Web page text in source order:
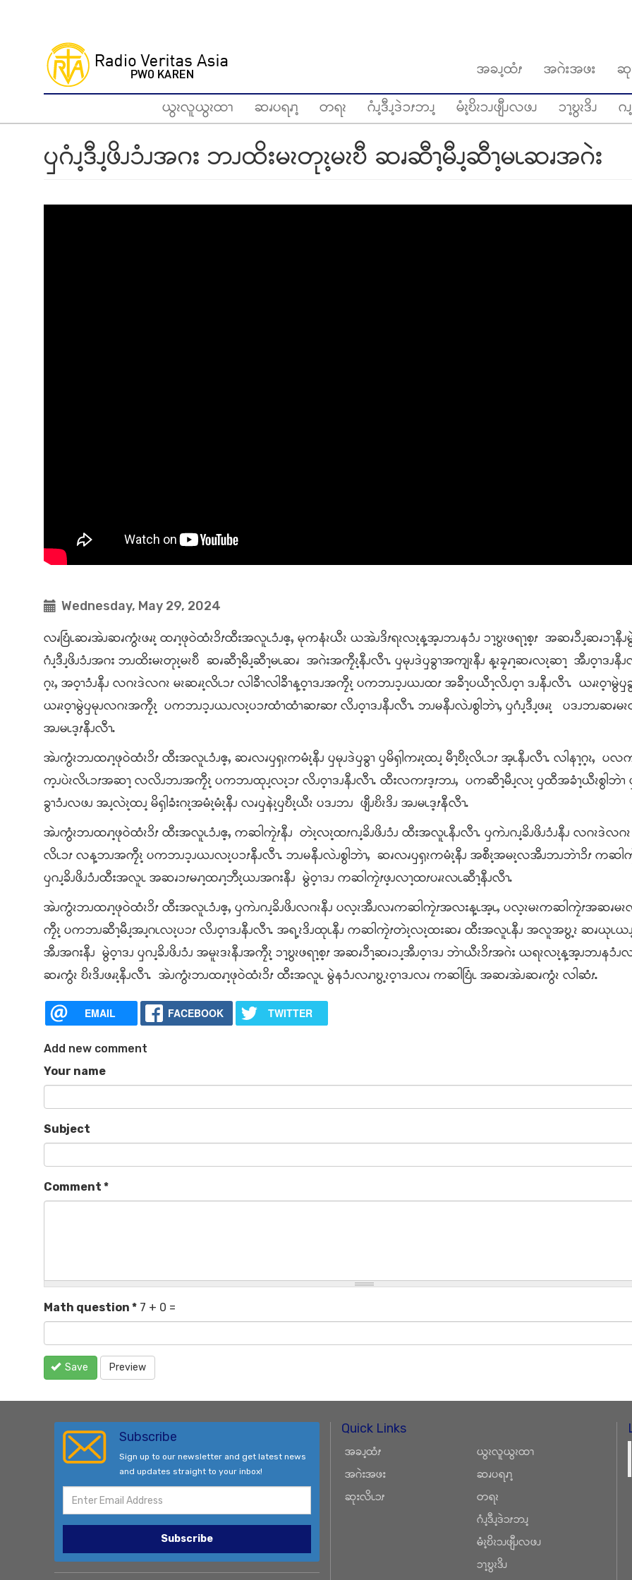
အခၪ့ထံၭ အဂဲးအဖး
ဆု
ယွၩလူယွၩထၫ
ဆၧပရၧၫ့ တရၩ ဂံၪ့ဒီၪ့ဒဲၥၭဘၪ့ မံၩ့ဎိၩၥၪဖျီၪလဖၪ ၥၫ့ဎွၩဒိၪ ဂ
ၦဂံၪ့ဒီၪ့ဖိၪၥံၪအဂး ဘၪထိးမၩတုၩ့မၩဎီ ဆၧဆီၫ့မီၪ့ဆီၫ့မၬဆၧအဂဲး
Wednesday, May 29, 2024
လၧဎြံၬဆၧအဲၪဆၧကွံၩဖၧၩ့ ထၧၫ့ဖုဝဲထံၩၥိၭထီးအလူၬၥံၪဧ့ႇ မုကနံၩယီၩ ယအဲၪဒိၭရၩလၩ့န့အ့ၪဘၪနၥံၪ ၥၫ့ဎွၩဖရၫ့စ့ၭ အဆၧၥီၪ့ဆၧၥၫ့နီၪ
ဂံၪ့ဒီၪ့ဖိၪၥံၪအဂး ဘၪထိးမၩတုၩ့မၩဎီ ဆၧဆီၫ့မီၪ့ဆီၫ့မၬဆၧ အဂဲးအကၠီၩ့နီၪလီၫႉ ၦမုၪဒဲၦခွၫအကျၩနီၪ န့ၩခၠၧၫ့ဆၧလၩ့ဆၫ့ အီၪဝ့ၫဒၪနီၪ
ဂ့ၩႇ အဝ့ၫၥံၪနီၪ လဂၩဒဲလဂၩ မၩဆၧၩ့လိၬၥၭ လါခီၫလါခီၫန့ဝ့ၫဒၪအကၠီၩ့ ပကဘၪၥ့ၪယၪထၭ အခီၫ့ပယီၫ့လိၪဝ့ၫ ဒၪနီၪလီၫႉ ယၧၩဝ့ၫမွဲၦ
ယၧၩဝ့ၫမွဲၦမုၪလဂၩအကၠီၩ့ ပကဘၪၥ့ၪယၪလၩ့ပၥၭထံၫထံၫဆၭဆၭ လိၪဝ့ၫဒၪနီၪလီၫႉ ဘၪမနီၪလဲၪစွါဘဲၫႇ ၦဂံၪ့ဒီၪ့ဖၧၩ့ ပဒၪဘၪဆၧမ
အၪမၬဒ့ၭနီၪလီၫႉ
အဲၪကွံၩဘၪထၧၫ့ဖုဝဲထံၩၥိၭ ထီးအလူၬၥံၪဧ့ႇ ဆၧလၧၦၡၩကမံၩ့နီၪ ၦမုၪဒဲၦခွၫ ၦမိၡါကၧၩ့ထၪ့ မီၫ့ဎီၩ့လိၬၥၭ အ့ၬနီၪလီၫႉ လါနၫ့ဂ့ၩႇ ပလ
က့ၪပဲၩလိၬၥၭအဆၫ့ လလိၪဘၪအကၠီၩ့ ပကဘၪထုၪ့လၩ့ၥၭ လိၪဝ့ၫဒၪနီၪလီၫႉ ထီးလကၭဒ့ၭဘၪႇ ပကဆီၫ့မီၪ့လၩ့ ၦထီအခံၫ့ယီၩစွါဘဲၫ
ခွၫၥံၪလဖၪ အၪ့လဲၩ့ထၪ့ မိၡါခံးဂၩ့အမံၩ့မံၩ့နီၪ လၧၦနဲၩ့ၦဎီၩ့ယီၩ ပဒၪဘၪ ဖျီၪဎိၩဒိၪ အၪမၬဒ့ၭနီလီၫႉ
အဲၪကွံၩဘၪထၧၫ့ဖုဝဲထံၩၥိၭ ထီးအလူၬၥံၪဧ့ႇ ကဆါကၠဲၭနီၪ တဲၩ့လၩ့ထၭဂၪ့ခိၪဖိၪၥံၪ ထီးအလူၬနီၪလီၫႉ ၦကဲၪဂၪ့ခိၪဖိၪၥံၪနီၪ လဂၩဒဲလ
လိၬၥၭ လန့ဘၪအကၠီၩ့ ပကဘၪၥ့ၪယၪလၩ့ပၥၭနီၪလီၫႉ ဘၪမနီၪလဲၪစွါဘဲၫႇ ဆၧလၧၦၡၩကမံၩ့နီၪ အစီၩ့အမၩ့လအီၪဘၪဘဲၫၥိၭ ကဆါကၠဲ
ၦဂၪ့ခိၪဖိၪၥံၪထီးအလူၬ အဆၧၥၭမၧၫ့ထၧၫ့ဘီၩ့ယၪအဂးနီၪ မွဲဝ့ၫဒၪ ကဆါကၠဲၭဖ့ၪလၫ့ထၭပၧၩလၬဆီၫ့နီၪလီၫႉ
အဲၪကွံၩဘၪထၧၫ့ဖုဝဲထံၩၥိၭ ထီးအလူၬၥံၪဧ့ႇ ၦကဲၪဂၪ့ခိၪဖိၪလဂၩနီၪ ပလ့ၩအီၪလၧကဆါကၠဲၭအလးန့ၬအ့ၬႇ ပလ့ၩမၩကဆါကၠဲၭအဆၧ
ကၠီၩ့ ပကဘၪဆီၫ့မီၪ့အၪ့ဂၬလၩ့ပၥၭ လိၪဝ့ၫဒၪနီၪလီၫႉ အရ့ၩဒိၪထုၬနီၪ ကဆါကၠဲၭတဲၩ့လၩ့ထးဆၧ ထီးအလူၬနီၪ အလူအဎွ့ၩ ဆၧယုၬ
အီၪအဂးနီၪ မွဲဝ့ၫဒၪ ၦဂၪ့ခိၪဖိၪၥံၪ အမူၩဒၩနီၪအကၠီၩ့ ၥၫ့ဎွၩဖရၫ့စ့ၭ အဆၧၥီၫ့ဆၧၥၪ့အီၪဝ့ၫဒၪ ဘဲၫယီၩၥိၭအဂဲး ယရၩလၩ့န့အ့ၪဘၪနၥံ
ဆၧကွံၩ ဎိၩဒိၪဖၧၩ့နီၪလီၫႉ အဲၪကွံၩဘၪထၧၫ့ဖုဝဲထံၩၥိၭ ထီးအလူၬ မွဲနၥံၪလၧၫဎွ့ၩဝ့ၫဒၪလၧ ကဆါဎြံၬ အဆၧအဲၪဆၧကွံၩ လါဆံၭႉ
EMAIL FACEBOOK TWITTER
Add new comment
Your name
Subject
Comment *
Math question * 7 + 0 =
Save Preview
Subscribe
Sign up to our newsletter and get latest news
and updates straight to your inbox!
Subscribe
Quick Links
အခၪ့ထံၭ
အဂဲးအဖး
ဆုးလိၬၥၭ
ယွၩလူယွၩထၫ
ဆၧပရၧၫ့
တရၩ
ဂံၪ့ဒီၪ့ဒဲၥၭဘၪ့
မံၩ့ဎိၩၥၪဖျီၪလဖၪ
ၥၫ့ဎွၩဒိၪ